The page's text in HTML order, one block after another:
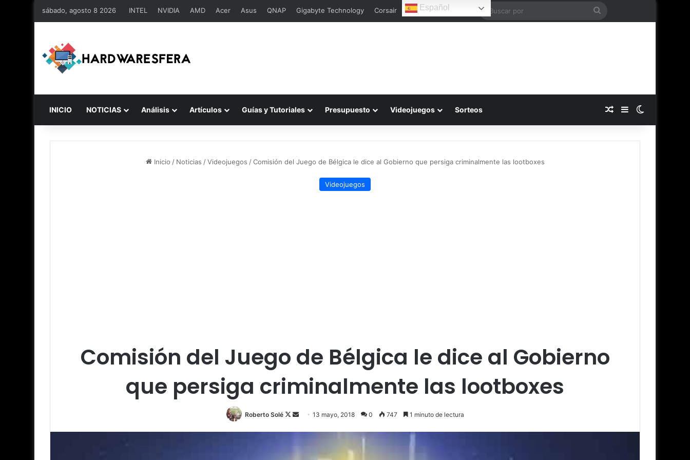
sábado, agosto 8 2026 INTEL NVIDIA AMD Acer Asus QNAP Gigabyte Technology Corsair Español
Buscar
INICIO NOTICIAS Análisis Artículos Guías y Tutoriales Presupuesto Videojuegos Sorteos Publicación al azar
Barra lateral
Inicio / Noticias / Videojuegos / Comisión del Juego de Bélgica le dice al Gobierno que persiga criminalmente las lootboxes
Videojuegos
Comisión del Juego de Bélgica le dice al Gobierno
que persiga criminalmente las lootboxes
Roberto Solé
F S
13 mayo, 2018 0 747 1 minuto de lectura